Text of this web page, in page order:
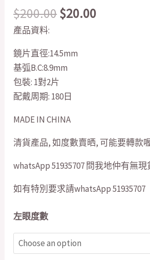
$200.00$20.00
產品資料:
鏡片直徑:14.5mm
基弧B.C:8.9mm
包裝: 1對2片
配戴周期: 180日
MADE IN CHINA
清貨產品, 如度數賣晒, 可能要轉款
whatsApp 51935707 問我地仲有無現
如有特別要求請whatsApp 51935707
左眼度數